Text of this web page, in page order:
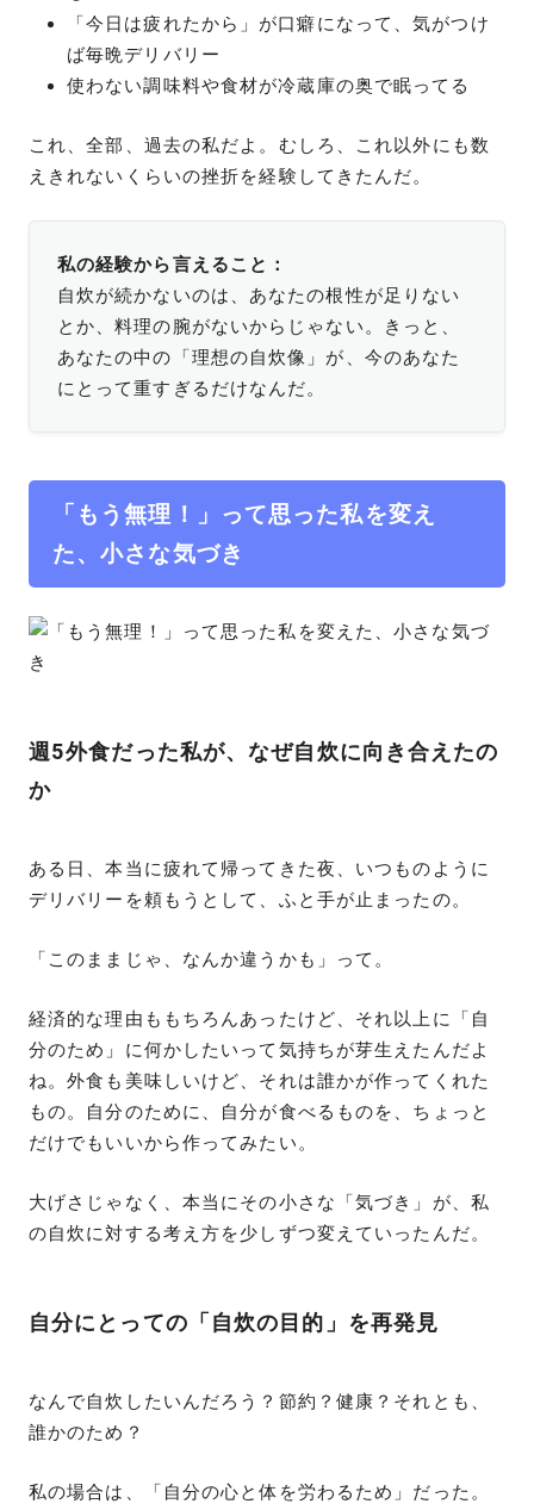
「今日は疲れたから」が口癖になって、気がつけ
ば毎晩デリバリー
使わない調味料や食材が冷蔵庫の奥で眠ってる
これ、全部、過去の私だよ。むしろ、これ以外にも数
えきれないくらいの挫折を経験してきたんだ。
私の経験から言えること：
自炊が続かないのは、あなたの根性が足りない
とか、料理の腕がないからじゃない。きっと、
あなたの中の「理想の自炊像」が、今のあなた
にとって重すぎるだけなんだ。
「もう無理！」って思った私を変え
た、小さな気づき
週5外食だった私が、なぜ自炊に向き合えたの
か
ある日、本当に疲れて帰ってきた夜、いつものように
デリバリーを頼もうとして、ふと手が止まったの。
「このままじゃ、なんか違うかも」って。
経済的な理由ももちろんあったけど、それ以上に「自
分のため」に何かしたいって気持ちが芽生えたんだよ
ね。外食も美味しいけど、それは誰かが作ってくれた
もの。自分のために、自分が食べるものを、ちょっと
だけでもいいから作ってみたい。
大げさじゃなく、本当にその小さな「気づき」が、私
の自炊に対する考え方を少しずつ変えていったんだ。
自分にとっての「自炊の目的」を再発見
なんで自炊したいんだろう？節約？健康？それとも、
誰かのため？
私の場合は、「自分の心と体を労わるため」だった。